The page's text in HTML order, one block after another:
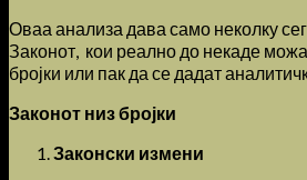
Оваа анализа дава само неколку
Законот, кои реално до некаде
бројки или пак да се дадат
Законот низ бројки
Законски измени